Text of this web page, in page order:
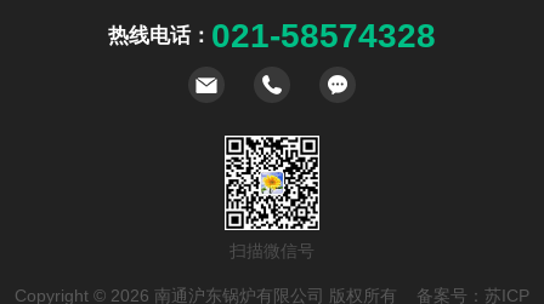
热线电话： 021-58574328
扫描微信号
Copyright © 2026 南通沪东锅炉有限公司 版权所有 备案号： 苏ICP